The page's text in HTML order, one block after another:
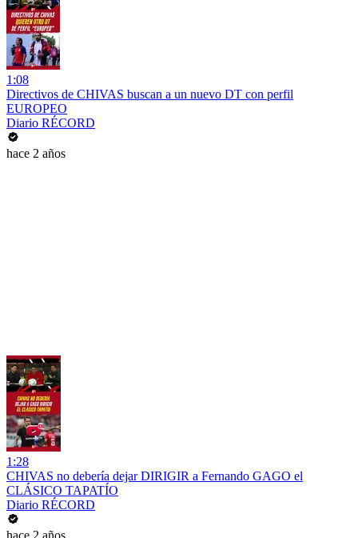
1:08
Directivos de CHIVAS buscan a un nuevo DT con perfil
EUROPEO
Diario RÉCORD
hace 2 años
1:28
CHIVAS no debería dejar DIRIGIR a Fernando GAGO el
CLÁSICO TAPATÍO
Diario RÉCORD